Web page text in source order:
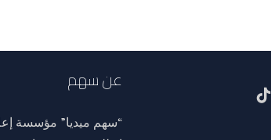
عن سهم
“سهم ميديا” مؤسسة